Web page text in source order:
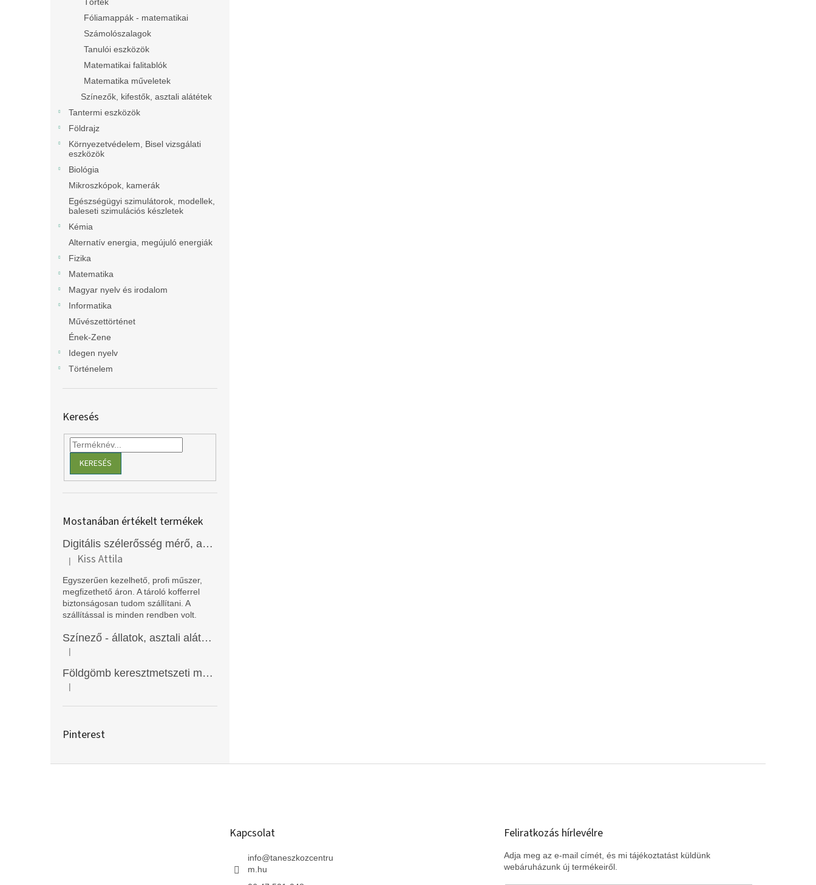
Fóliamappák - matematikai
Számolószalagok
Tanulói eszközök
Matematikai falitablók
Matematika műveletek
Színezők, kifestők, asztali alátétek
Tantermi eszközök
Földrajz
Környezetvédelem, Bisel vizsgálati
eszközök
Biológia
Mikroszkópok, kamerák
Egészségügyi szimulátorok, modellek,
baleseti szimulációs készletek
Kémia
Alternatív energia, megújuló energiák
Fizika
Matematika
Magyar nyelv és irodalom
Informatika
Művészettörténet
Ének-Zene
Idegen nyelv
Történelem
Keresés
KERESÉS
Mostanában értékelt termékek
Digitális szélerősség mérő, anemométer, EM2250
A termék értékelése 5-ből 5 csillag.
| Kiss Attila
Egyszerűen kezelhető, profi műszer,
megfizethető áron. A tároló kofferrel
biztonságosan tudom szállítani. A
szállítással is minden rendben volt.
Színező - állatok, asztali alátét, Funny Mat
A termék értékelése 5-ből 5 csillag.
|
Földgömb keresztmetszeti modell
A termék értékelése 5-ből 5 csillag.
|
Pinterest
Kapcsolat
info@taneszkozcentru
m.hu
Feliratkozás hírlevélre
Adja meg az e-mail címét, és mi tájékoztatást küldünk
webáruházunk új termékeiről.